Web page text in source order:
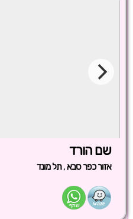
שם הורד
אזור כפר סבא,תל מונד